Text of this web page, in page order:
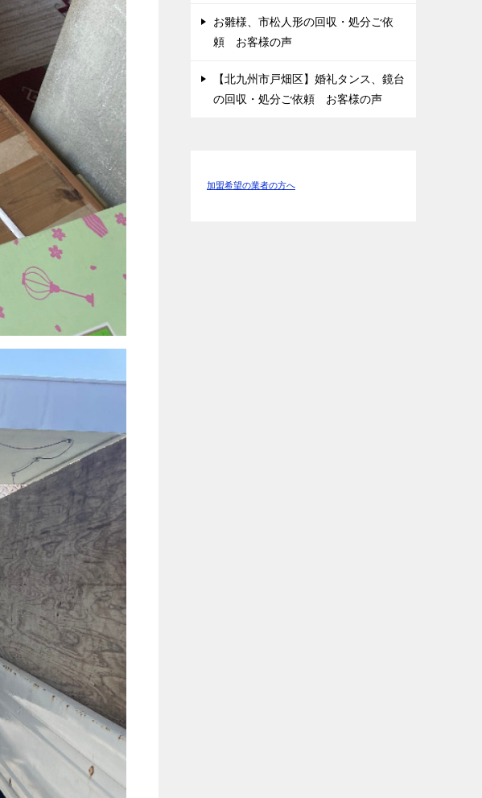
お雛様、市松人形の回収・処分ご依
頼 お客様の声
【北九州市戸畑区】婚礼タンス、鏡台
の回収・処分ご依頼 お客様の声
加盟希望の業者の方へ